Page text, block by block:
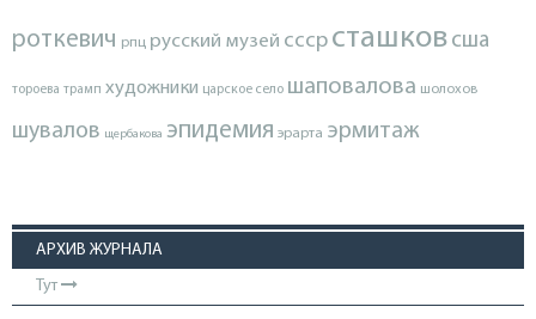
роткевич рпц русский музей ссср сташков сша
тороева трамп художники царское село шаповалова шолохов
шувалов щербакова эпидемия эрарта эрмитаж
АРХИВ ЖУРНАЛА
Тут